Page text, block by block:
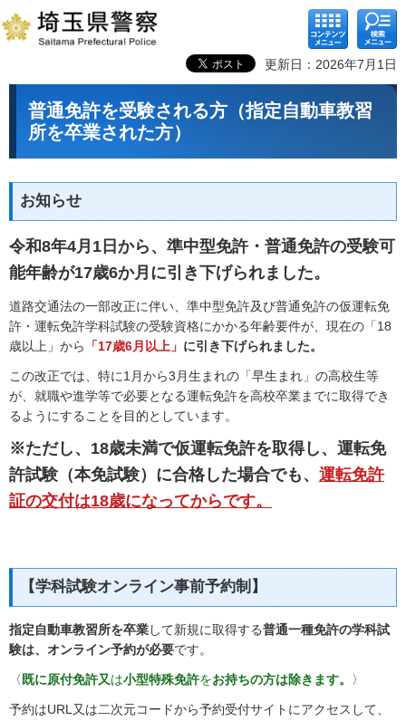
コンテ
ンツメ
ニュー
検索メ
ニュー
更新日：2026年7月1日
普通免許を受験される方（指定自動車教習
所を卒業された方）
お知らせ
令和8年4月1日から、準中型免許・普通免許の受験可
能年齢が17歳6か月に引き下げられました。
道路交通法の一部改正に伴い、準中型免許及び普通免許の仮運転免
許・運転免許学科試験の受験資格にかかる年齢要件が、現在の「18
歳以上」から
「17歳6月以上」 に引き下げられました。
この改正では、特に1月から3月生まれの「早生まれ」の高校生等
が、就職や進学等で必要となる運転免許を高校卒業までに取得でき
るようにすることを目的としています。
※ただし、18歳未満で仮運転免許を取得し、運転免
許試験（本免試験）に合格した場合でも、 運転免許
証の交付は18歳になってからです。
【学科試験オンライン事前予約制】
指定自動車教習所を卒業して新規に取得する普通一種免許の学科試
験は、オンライン予約が必要です。
〈 既に原付免許又は小型特殊免許をお持ちの方は除きます。 〉
予約はURL又は二次元コードから予約受付サイトにアクセスして、